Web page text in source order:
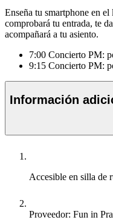
Enseña tu smartphone en
comprobará tu entrada, te
acompañará a tu asiento.
7:00 Concierto PM:
9:15 Concierto PM:
Información
Accesible en silla de
Proveedor: Fun in